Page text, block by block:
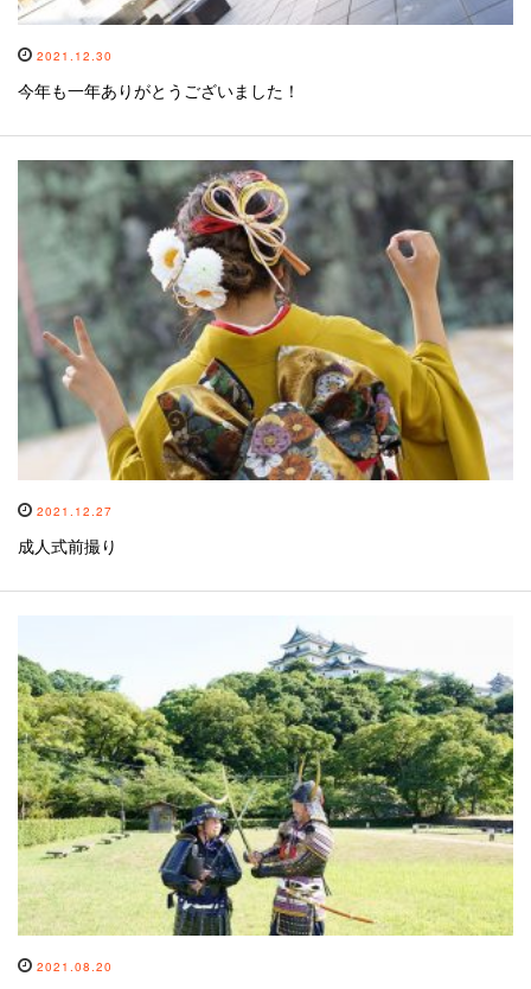
2021.12.30
今年も一年ありがとうございました！
2021.12.27
成人式前撮り
2021.08.20